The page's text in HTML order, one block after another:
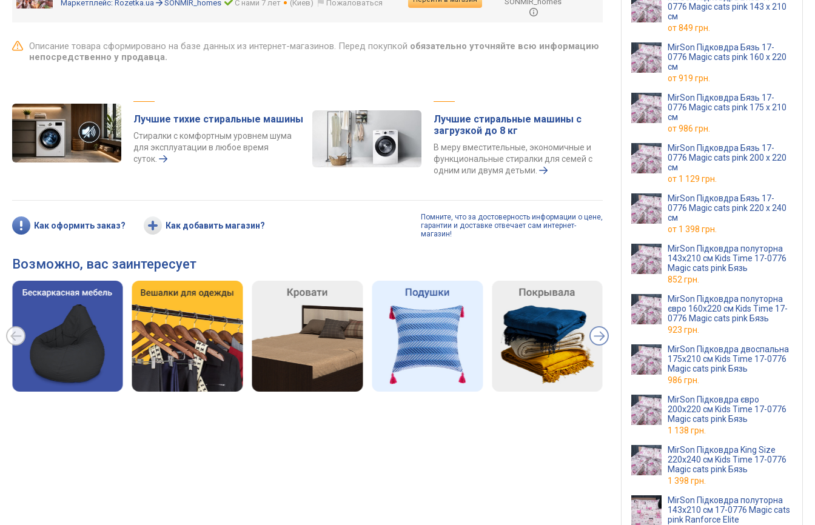
Маркетплейс: Rozetka.ua SONMIR_homes С нами 7 лет (Киев) Пожаловаться
Описание товара сформировано на базе данных из интернет-магазинов. Перед покупкой обязательно уточняйте всю информацию
непосредственно у продавца.
Лучшие тихие стиральные машины
Стиралки с комфортным уровнем шума
для эксплуатации в любое время
суток.
Лучшие стиральные машины с
загрузкой до 8 кг
В меру вместительные, экономичные и
функциональные стиралки для семей с
одним или двумя детьми.
Как оформить заказ? Как добавить магазин?
Помните, что за достоверность информации о цене,
гарантии и доставке отвечает сам интернет-
магазин!
Возможно, вас заинтересует
0776 Magic cats pink 143 x 210
см
от849 грн.
MirSon Підковдра Бязь 17-
0776 Magic cats pink 160 x 220
см
от919 грн.
MirSon Підковдра Бязь 17-
0776 Magic cats pink 175 x 210
см
от986 грн.
MirSon Підковдра Бязь 17-
0776 Magic cats pink 200 x 220
см
от 1 129 грн.
MirSon Підковдра Бязь 17-
0776 Magic cats pink 220 x 240
см
от 1 398 грн.
MirSon Підковдра полуторна
143x210 см Kids Time 17-0776
Magic cats pink Бязь
852 грн.
MirSon Підковдра полуторна
євро 160x220 см Kids Time 17-
0776 Magic cats pink Бязь
923 грн.
MirSon Підковдра двоспальна
175x210 см Kids Time 17-0776
Magic cats pink Бязь
986 грн.
MirSon Підковдра євро
200x220 см Kids Time 17-0776
Magic cats pink Бязь
1 138 грн.
MirSon Підковдра King Size
220x240 см Kids Time 17-0776
Magic cats pink Бязь
1 398 грн.
MirSon Підковдра полуторна
143x210 см 17-0776 Magic cats
pink Ranforce Elite